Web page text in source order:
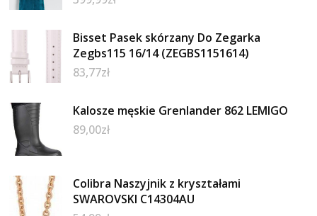
Bisset Pasek skórzany Do Zegarka
Zegbs115 16/14 (ZEGBS1151614)
83,77zł
Kalosze męskie Grenlander 862 LEMIGO
89,00zł
Colibra Naszyjnik z kryształami
SWAROVSKI C14304AU